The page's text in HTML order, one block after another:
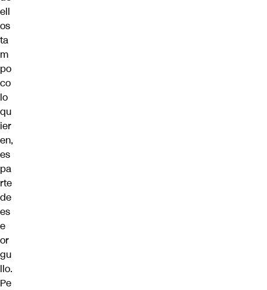
ell
os
ta
m
po
co
lo
qu
ier
en,
es
pa
rte
de
es
e
or
gu
llo.
Pe